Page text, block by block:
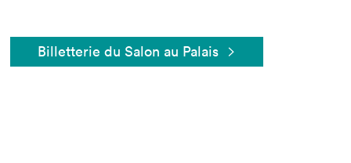
Billetterie du Salon au Palais